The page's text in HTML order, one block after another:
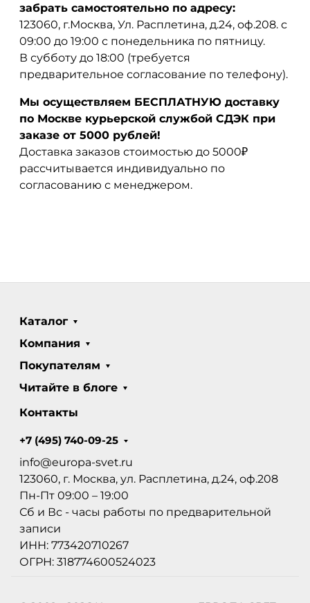
забрать самостоятельно по адресу:
123060, г.Москва, Ул. Расплетина, д.24, оф.208. с
09:00 до 19:00 с понедельника по пятницу.
В субботу до 18:00 (требуется
предварительное согласование по телефону).
Мы осуществляем БЕСПЛАТНУЮ доставку
по Москве курьерской службой СДЭК при
заказе от 5000 рублей!
Доставка заказов стоимостью до 5000₽
рассчитывается индивидуально по
согласованию с менеджером.
Каталог
Компания
Покупателям
Читайте в блоге
Контакты
+7 (495) 740-09-25
info@europa-svet.ru
123060, г. Москва, ул. Расплетина, д.24, оф.208
Пн-Пт 09:00 – 19:00
Сб и Вс - часы работы по предварительной
записи
ИНН: 773420710267
ОГРН: 318774600524023